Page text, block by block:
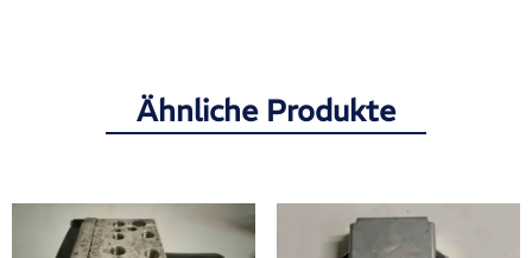
Ähnliche Produkte